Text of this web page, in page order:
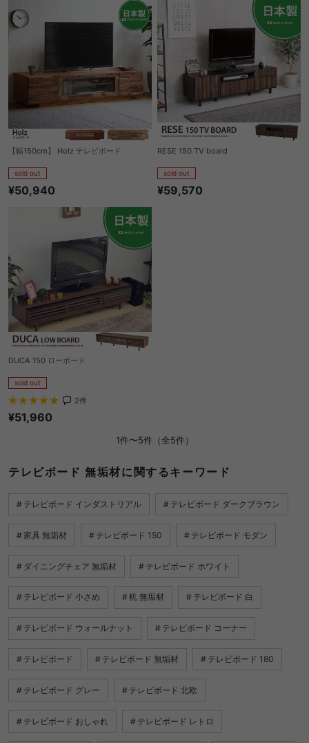
【幅150cm】 Holz テレビボード
sold out
¥50,940
RESE 150 TV board
sold out
¥59,570
DUCA 150 ローボード
sold out
2件
¥51,960
1件〜5件（全5件）
テレビボード 無垢材に関するキーワード
テレビボード インダストリアル テレビボード ダークブラウン
家具 無垢材 テレビボード 150 テレビボード モダン
ダイニングチェア 無垢材 テレビボード ホワイト
テレビボード 小さめ 机 無垢材 テレビボード 白
テレビボード ウォールナット テレビボード コーナー
テレビボード テレビボード 無垢材 テレビボード 180
テレビボード グレー テレビボード 北欧
テレビボード おしゃれ テレビボード レトロ